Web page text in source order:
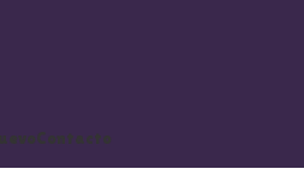
Contacto